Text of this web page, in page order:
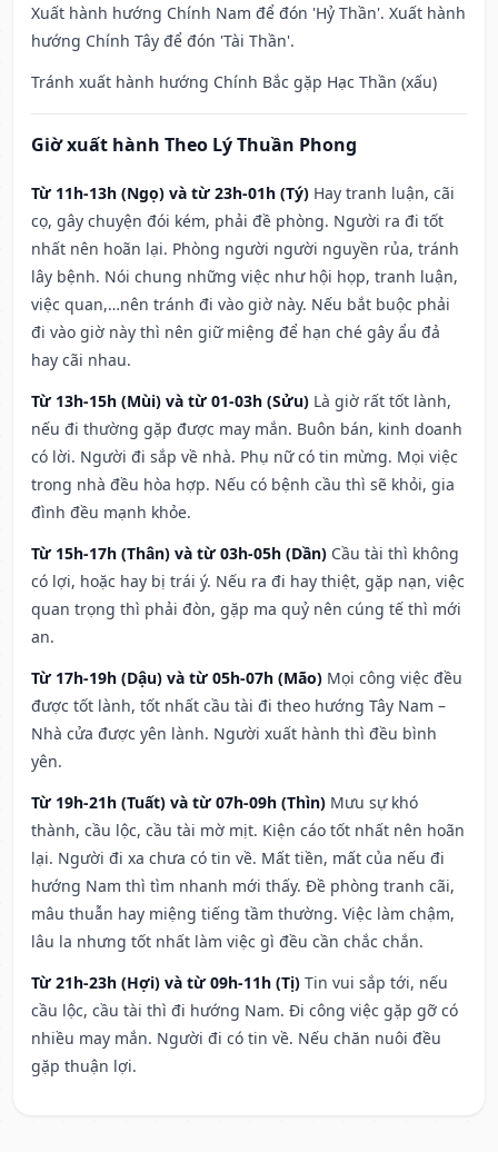
Xuất hành hướng Chính Nam để đón 'Hỷ Thần'. Xuất hành
hướng Chính Tây để đón 'Tài Thần'.
Tránh xuất hành hướng Chính Bắc gặp Hạc Thần (xấu)
Giờ xuất hành Theo Lý Thuần Phong
Từ 11h-13h (Ngọ) và từ 23h-01h (Tý) Hay tranh luận, cãi
cọ, gây chuyện đói kém, phải đề phòng. Người ra đi tốt
nhất nên hoãn lại. Phòng người người nguyền rủa, tránh
lây bệnh. Nói chung những việc như hội họp, tranh luận,
việc quan,…nên tránh đi vào giờ này. Nếu bắt buộc phải
đi vào giờ này thì nên giữ miệng để hạn ché gây ẩu đả
hay cãi nhau.
Từ 13h-15h (Mùi) và từ 01-03h (Sửu) Là giờ rất tốt lành,
nếu đi thường gặp được may mắn. Buôn bán, kinh doanh
có lời. Người đi sắp về nhà. Phụ nữ có tin mừng. Mọi việc
trong nhà đều hòa hợp. Nếu có bệnh cầu thì sẽ khỏi, gia
đình đều mạnh khỏe.
Từ 15h-17h (Thân) và từ 03h-05h (Dần) Cầu tài thì không
có lợi, hoặc hay bị trái ý. Nếu ra đi hay thiệt, gặp nạn, việc
quan trọng thì phải đòn, gặp ma quỷ nên cúng tế thì mới
an.
Từ 17h-19h (Dậu) và từ 05h-07h (Mão) Mọi công việc đều
được tốt lành, tốt nhất cầu tài đi theo hướng Tây Nam –
Nhà cửa được yên lành. Người xuất hành thì đều bình
yên.
Từ 19h-21h (Tuất) và từ 07h-09h (Thìn) Mưu sự khó
thành, cầu lộc, cầu tài mờ mịt. Kiện cáo tốt nhất nên hoãn
lại. Người đi xa chưa có tin về. Mất tiền, mất của nếu đi
hướng Nam thì tìm nhanh mới thấy. Đề phòng tranh cãi,
mâu thuẫn hay miệng tiếng tầm thường. Việc làm chậm,
lâu la nhưng tốt nhất làm việc gì đều cần chắc chắn.
Từ 21h-23h (Hợi) và từ 09h-11h (Tị) Tin vui sắp tới, nếu
cầu lộc, cầu tài thì đi hướng Nam. Đi công việc gặp gỡ có
nhiều may mắn. Người đi có tin về. Nếu chăn nuôi đều
gặp thuận lợi.